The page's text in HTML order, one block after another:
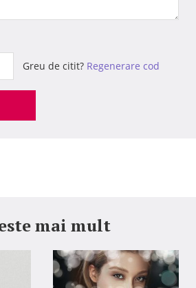
Greu de citit? Regenerare cod
mai mult